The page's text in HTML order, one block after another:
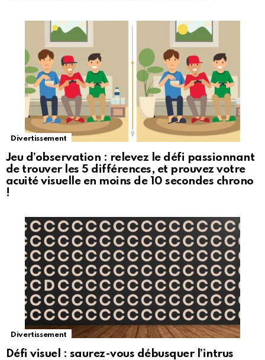
Divertissement
Jeu d’observation : relevez le défi passionnant
de trouver les 5 différences, et prouvez votre
acuité visuelle en moins de 10 secondes chrono
!
Divertissement
Défi visuel : saurez-vous débusquer l’intrus